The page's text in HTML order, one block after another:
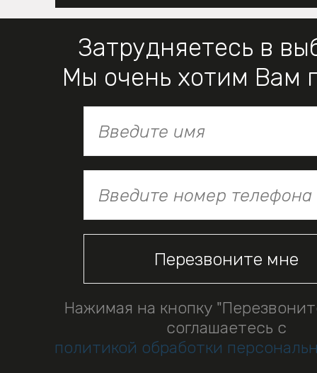
Затрудняетесь в
Мы очень хотим Вам
Нажимая на кнопку
соглашаетесь с
политикой обработки